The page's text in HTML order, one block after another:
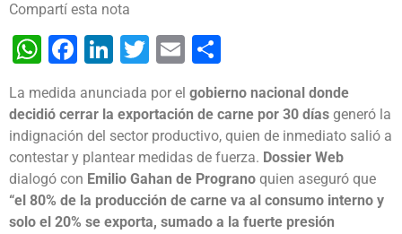
Compartí esta nota
WhatsApp
Facebook
LinkedIn
Twitter
Email
La medida anunciada por el gobierno nacional donde
decidió cerrar la exportación de carne por 30 días generó la
indignación del sector productivo, quien de inmediato salió a
contestar y plantear medidas de fuerza. Dossier Web
dialogó con Emilio Gahan de Prograno quien aseguró que
“el 80% de la producción de carne va al consumo interno y
solo el 20% se exporta, sumado a la fuerte presión